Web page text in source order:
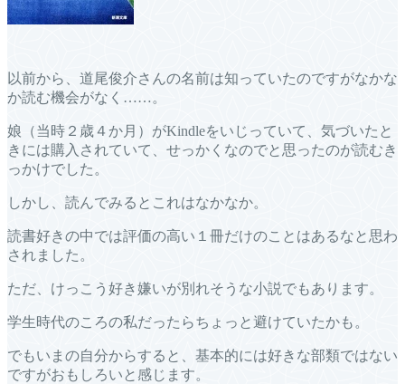
以前から、道尾俊介さんの名前は知っていたのですがなかな
か読む機会がなく……。
娘（当時２歳４か月）がKindleをいじっていて、気づいたと
きには購入されていて、せっかくなのでと思ったのが読むき
っかけでした。
しかし、読んでみるとこれはなかなか。
読書好きの中では評価の高い１冊だけのことはあるなと思わ
されました。
ただ、けっこう好き嫌いが別れそうな小説でもあります。
学生時代のころの私だったらちょっと避けていたかも。
でもいまの自分からすると、基本的には好きな部類ではない
ですがおもしろいと感じます。